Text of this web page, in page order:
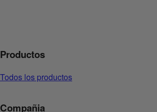
Productos
Todos los productos
Compañia